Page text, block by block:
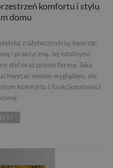
komfortu i stylu
domu
z użytecznością, tworząc
i praktyczną. Jej istotnymi
styl oraz proste formy. Taka
swoim wyglądem, ale
komfortu i funkcjonalności